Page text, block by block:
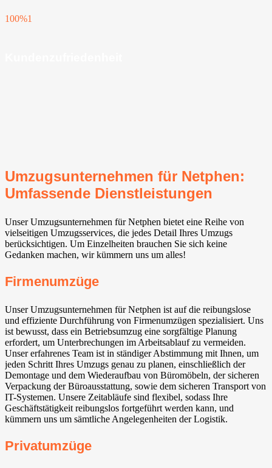
100%1
Umzugsunternehmen für Netphen:
Umfassende Dienstleistungen
Unser Umzugsunternehmen für Netphen bietet eine Reihe von
vielseitigen Umzugsservices, die jedes Detail Ihres Umzugs
berücksichtigen. Um Einzelheiten brauchen Sie sich keine
Gedanken machen, wir kümmern uns um alles!
Firmenumzüge
Unser Umzugsunternehmen für Netphen ist auf die reibungslose
und effiziente Durchführung von Firmenumzügen spezialisiert. Uns
ist bewusst, dass ein Betriebsumzug eine sorgfältige Planung
erfordert, um Unterbrechungen im Arbeitsablauf zu vermeiden.
Unser erfahrenes Team ist in ständiger Abstimmung mit Ihnen, um
jeden Schritt Ihres Umzugs genau zu planen, einschließlich der
Demontage und dem Wiederaufbau von Büromöbeln, der sicheren
Verpackung der Büroausstattung, sowie dem sicheren Transport von
IT-Systemen. Unsere Zeitabläufe sind flexibel, sodass Ihre
Geschäftstätigkeit reibungslos fortgeführt werden kann, und
kümmern uns um sämtliche Angelegenheiten der Logistik.
Privatumzüge